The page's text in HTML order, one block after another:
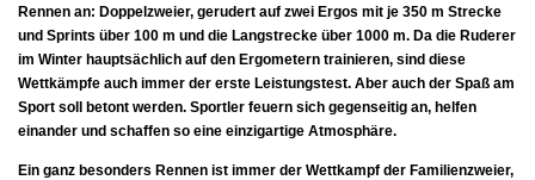
Rennen an: Doppelzweier, gerudert auf zwei Ergos mit je 350 m Strecke
und Sprints über 100 m und die Langstrecke über 1000 m. Da die Ruderer
im Winter hauptsächlich auf den Ergometern trainieren, sind diese
Wettkämpfe auch immer der erste Leistungstest. Aber auch der Spaß am
Sport soll betont werden. Sportler feuern sich gegenseitig an, helfen
einander und schaffen so eine einzigartige Atmosphäre.
Ein ganz besonders Rennen ist immer der Wettkampf der Familienzweier,